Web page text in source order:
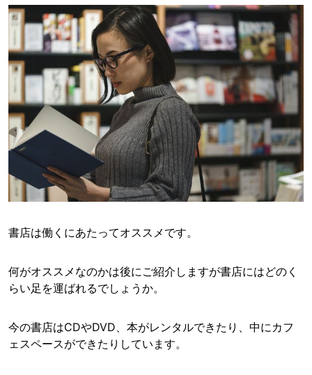
書店は働くにあたってオススメです。
何がオススメなのかは後にご紹介しますが書店にはどのく
らい足を運ばれるでしょうか。
今の書店はCDやDVD、本がレンタルできたり、中にカフ
ェスペースができたりしています。